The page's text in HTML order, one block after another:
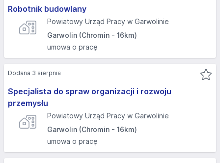
Robotnik budowlany
Powiatowy Urząd Pracy w Garwolinie
Garwolin (Chromin - 16km)
umowa o pracę
Specjalista do spraw organizacji i rozwoju
przemysłu
Powiatowy Urząd Pracy w Garwolinie
Garwolin (Chromin - 16km)
umowa o pracę
Dodana 3 sierpnia